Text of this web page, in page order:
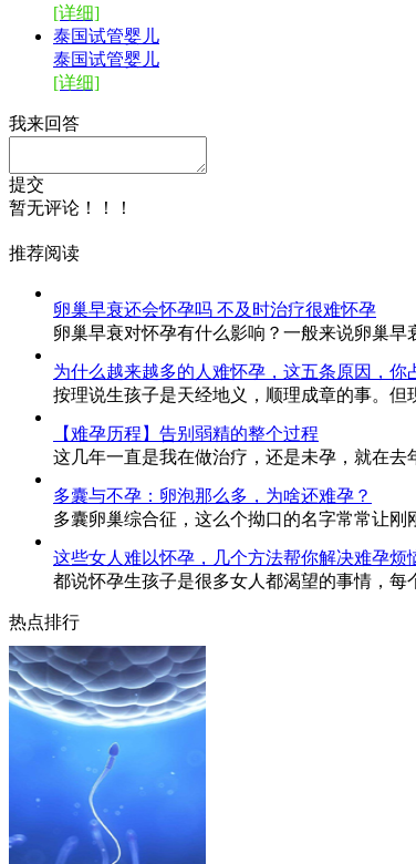
[详细]
泰国试管婴儿
泰国试管婴儿
[详细]
我来回答
提交
暂无评论！！！
推荐阅读
卵巢早衰还会怀孕吗 不及时治疗很难怀孕
卵巢早衰对怀孕有什么影响？一般来说卵巢
为什么越来越多的人难怀孕，这五条原因，你
按理说生孩子是天经地义，顺理成章的事。
【难孕历程】告别弱精的整个过程
这几年一直是我在做治疗，还是未孕，就在
多囊与不孕：卵泡那么多，为啥还难孕？
多囊卵巢综合征，这么个拗口的名字常常让
这些女人难以怀孕，几个方法帮你解决难孕烦
都说怀孕生孩子是很多女人都渴望的事情，
热点排行